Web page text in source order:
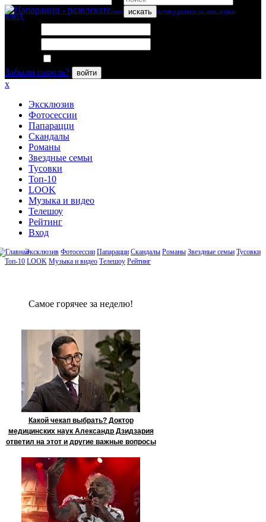
искать
вход
Забыли пароль?
войти
x
Эксклюзив
Фотосессии
Папарацци
Скандалы
Романы
Звездные семьи
Тусовки
Топ-10
LOOK
Музыка и видео
Телешоу
Рейтинг
Вход
Эксклюзив Фотосессии Папарацци Скандалы Романы Звездные семьи Тусовки
Топ-10 LOOK Музыка и видео Телешоу Рейтинг
Сaмое гoрячее за неделю!
Какой чекап выбрать? Доктор
медицинских наук Александр Дзидзария
ответил на этот и другие важные вопросы